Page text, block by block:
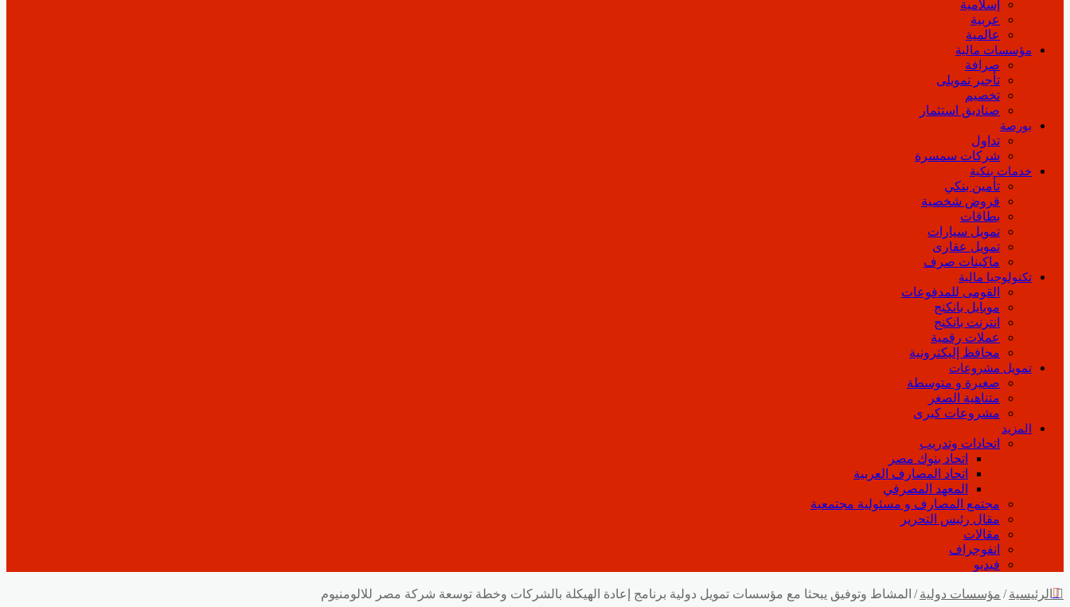
إسلامية
عربية
عالمية
مؤسسات مالية
صرافة
تأجير تمويلى
تخصيم
صناديق استثمار
بورصة
تداول
شركات سمسرة
خدمات بنكية
تأمين بنكي
قروض شخصية
بطاقات
تمويل سيارات
تمويل عقارى
ماكينات صرف
تكنولوجيا مالية
القومى للمدفوعات
موبايل بانكنج
انترنت بانكنج
عملات رقمية
محافظ إليكترونية
تمويل مشروعات
صغيرة و متوسطة
متناهية الصغر
مشروعات كبرى
المزيد
اتحادات وتدريب
اتحاد بنوك مصر
اتحاد المصارف العربية
المعهد المصرفي
مجتمع المصارف و مسئولية مجتمعية
مقال رئيس التحرير
مقالات
انفوجراف
فيديو
الرئيسية / مؤسسات دولية / المشاط وتوفيق يبحثا مع مؤسسات تمويل دولية برنامج إعادة الهيكلة بالشركات وخطة توسعة شركة مصر للالومنيوم إغلاق